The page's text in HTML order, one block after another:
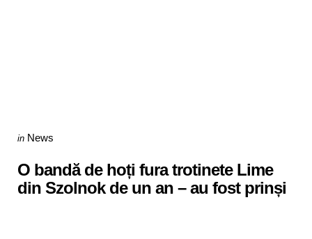
Categories
Posted
in News
O bandă de hoți fura trotinete Lime
din Szolnok de un an – au fost prinși